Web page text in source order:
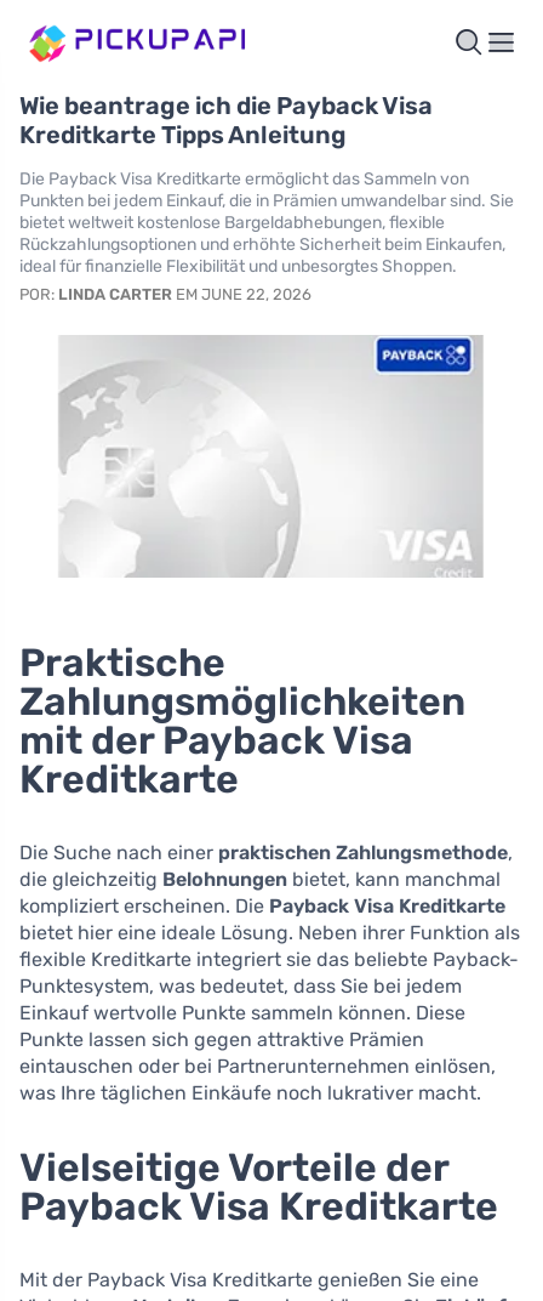
Wie beantrage ich die Payback Visa
Kreditkarte Tipps Anleitung
Die Payback Visa Kreditkarte ermöglicht das Sammeln von
Punkten bei jedem Einkauf, die in Prämien umwandelbar sind. Sie
bietet weltweit kostenlose Bargeldabhebungen, flexible
Rückzahlungsoptionen und erhöhte Sicherheit beim Einkaufen,
ideal für finanzielle Flexibilität und unbesorgtes Shoppen.
POR: LINDA CARTER EM JUNE 22, 2026
Praktische
Zahlungsmöglichkeiten
mit der Payback Visa
Kreditkarte
Die Suche nach einer praktischen Zahlungsmethode,
die gleichzeitig Belohnungen bietet, kann manchmal
kompliziert erscheinen. Die Payback Visa Kreditkarte
bietet hier eine ideale Lösung. Neben ihrer Funktion als
flexible Kreditkarte integriert sie das beliebte Payback-
Punktesystem, was bedeutet, dass Sie bei jedem
Einkauf wertvolle Punkte sammeln können. Diese
Punkte lassen sich gegen attraktive Prämien
eintauschen oder bei Partnerunternehmen einlösen,
was Ihre täglichen Einkäufe noch lukrativer macht.
Vielseitige Vorteile der
Payback Visa Kreditkarte
Mit der Payback Visa Kreditkarte genießen Sie eine